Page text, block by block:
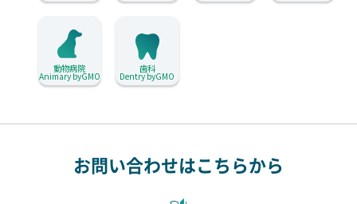
動物病院
Animary byGMO
歯科
Dentry byGMO
お問い合わせはこちらから